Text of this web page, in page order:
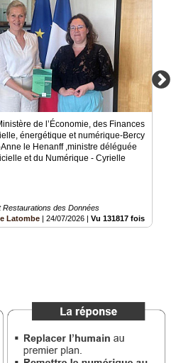
de l’Économie, des Finances
énergétique et numérique-Bercy
le Henanff ,ministre déléguée
et du Numérique - Cyrielle
des Données
Latombe
24/07/2026 Vu 131817 fois